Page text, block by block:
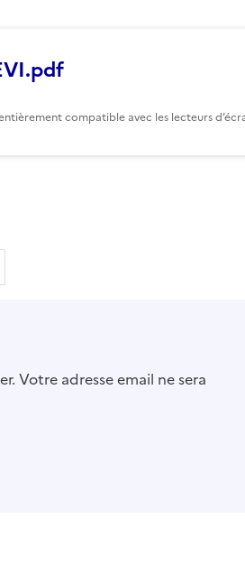
compatible avec les lecteurs
sur Instagram
Votre adresse email ne sera